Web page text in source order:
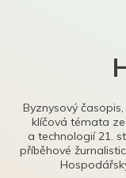
Byznysový
klíčová témata
a technologií 21.
příběhové